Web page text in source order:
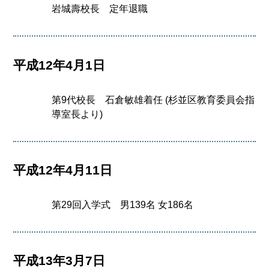
岩城壽校長 定年退職
平成12年4月1日
第9代校長 石倉敏雄着任 (杉並区教育委員会指
導室長より)
平成12年4月11日
第29回入学式 男139名 女186名
平成13年3月7日